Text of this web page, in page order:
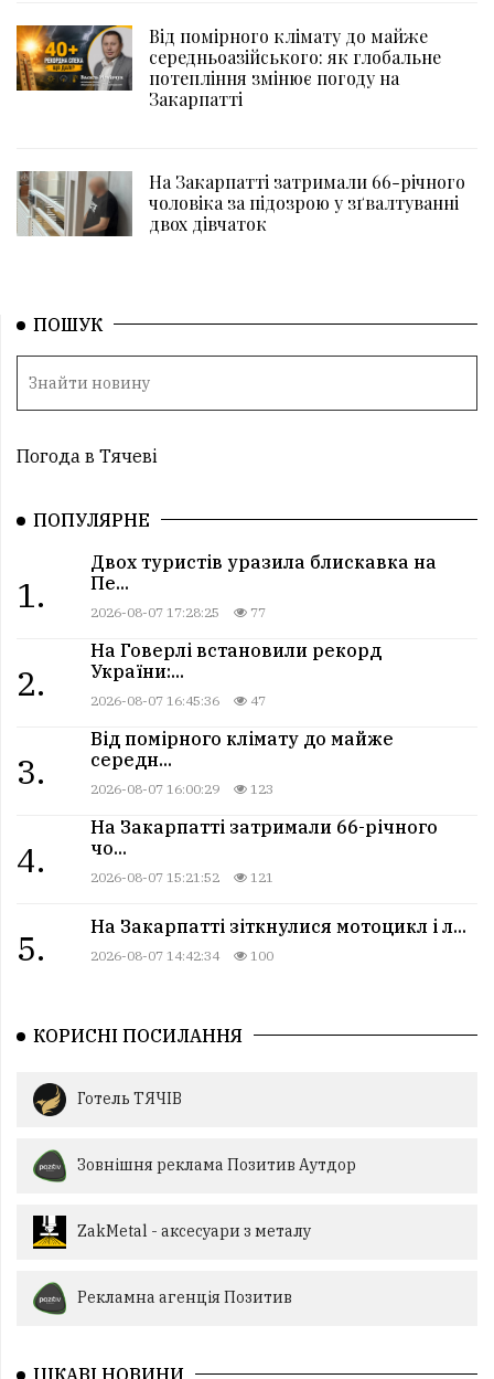
Від помірного клімату до майже
середньоазійського: як глобальне
потепління змінює погоду на
Закарпатті
На Закарпатті затримали 66-річного
чоловіка за підозрою у зґвалтуванні
двох дівчаток
ПОШУК
Погода в Тячеві
ПОПУЛЯРНЕ
1.
Двох туристів уразила блискавка на
Пе...
2026-08-07 17:28:25 77
2.
На Говерлі встановили рекорд
України:...
2026-08-07 16:45:36 47
3.
Від помірного клімату до майже
середн...
2026-08-07 16:00:29 123
4.
На Закарпатті затримали 66-річного
чо...
2026-08-07 15:21:52 121
5.
На Закарпатті зіткнулися мотоцикл і л...
2026-08-07 14:42:34 100
КОРИСНІ ПОСИЛАННЯ
Готель ТЯЧІВ
Зовнішня реклама Позитив Аутдор
ZakMetal - аксесуари з металу
Рекламна агенція Позитив